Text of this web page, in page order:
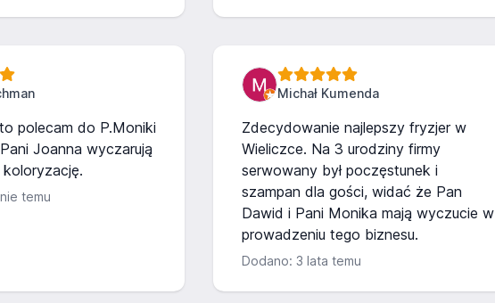
polecam do P.Moniki
Joanna wyczarują
temu
Michał Kumenda
Zdecydowanie najlepszy fryzjer w
Wieliczce. Na 3 urodziny firmy
serwowany był poczęstunek i
szampan dla gości, widać że Pan
Dawid i Pani Monika mają wyczucie w
prowadzeniu tego biznesu.
Dodano: 3 lata temu